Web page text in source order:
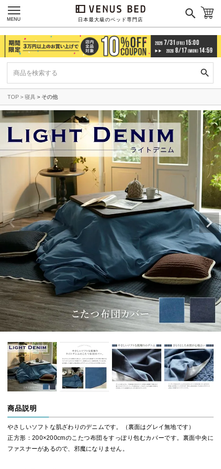
日本最大級のベッド専門店
MENU
TOP 寝具 その他
商品説明
やさしいソフトな肌ざわりのデニムです。（裏面はグレイ無地です）
正方形：200×200cmのこたつ布団をすっぽり包むカバーです。裏面中央に
ファスナーがあるので、邪魔になりません。